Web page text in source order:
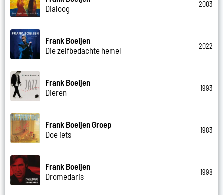
Dialoog
2003
Frank Boeijen
Die zelfbedachte hemel
2022
Frank Boeijen
Dieren
1993
Frank Boeijen Groep
Doe iets
1983
Frank Boeijen
Dromedaris
1998